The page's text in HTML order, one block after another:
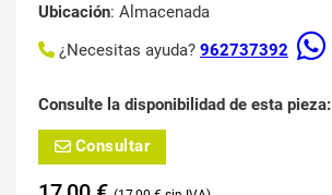
Ubicación: Almacenada
¿Necesitas ayuda? 962737392
Consulte la disponibilidad de esta pieza:
Consultar